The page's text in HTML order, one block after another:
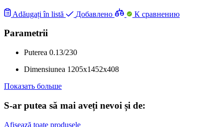
Adăugați în listă Добавлено К сравнению
Parametrii
Puterea 0.13/230
Dimensiunea 1205x1452x408
Показать больше
S-ar putea să mai aveți nevoi și de:
Afișează toate produsele